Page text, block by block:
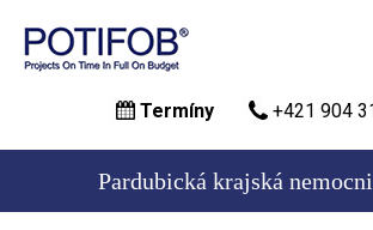
hlavný
Termíny +421 904
Pardubická krajská